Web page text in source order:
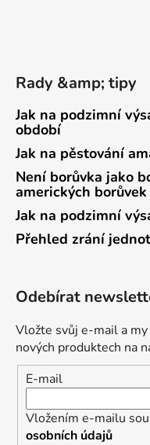
Rady &amp; tipy
Jak na podzimní
období
Jak na pěstování
Není borůvka jako
amerických borůvek
Jak na podzimní
Přehled zrání
Odebírat
Vložte svůj e-mail a
nových produktech na
E-mail
Vložením e-mailu
osobních údajů